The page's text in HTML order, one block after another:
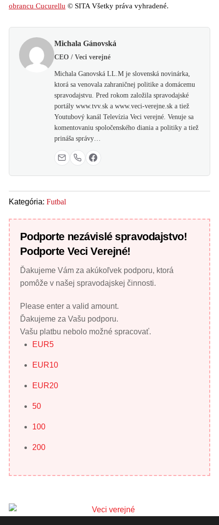
obrancu Cucurellu © SITA Všetky práva vyhradené.
Michala Gánovská
CEO / Veci verejné
Michala Ganovská LL.M je slovenská novinárka,
ktorá sa venovala zahraničnej politike a domácemu
spravodajstvu. Pred rokom založila spravodajské
portály www.tvv.sk a www.veci-verejne.sk a tiež
Youtubový kanál Televízia Veci verejné. Venuje sa
komentovaniu spoločenského diania a politiky a tiež
prináša správy…
Kategória: Futbal
Podporte nezávislé spravodajstvo!
Podporte Veci Verejné!
Ďakujeme Vám za akúkoľvek podporu, ktorá
pomôže v našej spravodajskej činnosti.
Please enter a valid amount.
Ďakujeme za Vašu podporu.
Vašu platbu nebolo možné spracovať.
EUR5
EUR10
EUR20
50
100
200